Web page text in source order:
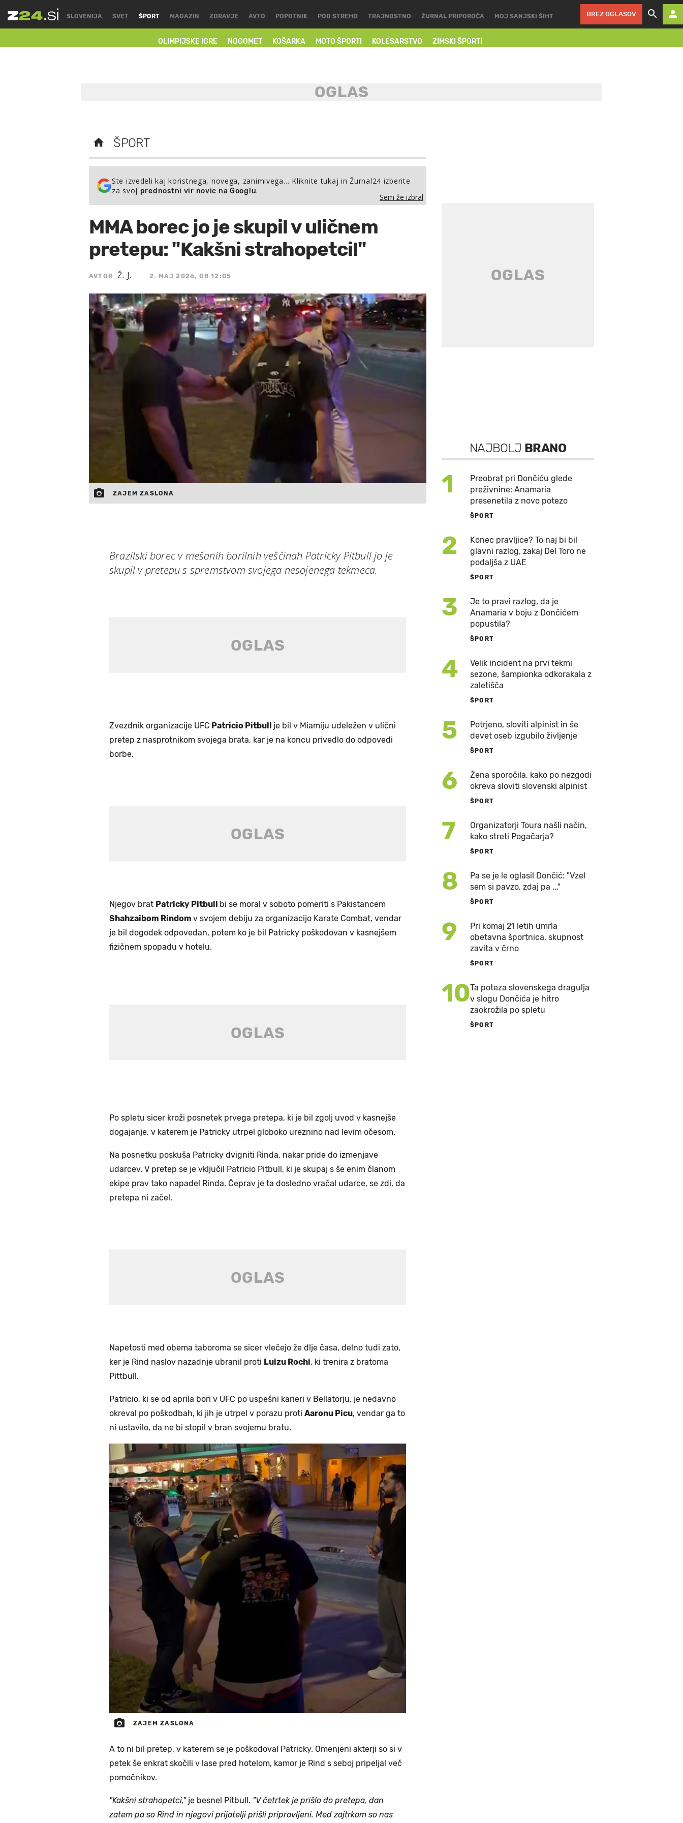
SLOVENIJA SVET ŠPORT
OLIMPIJSKE IGRE NOGOMET KOŠARKA MOTO ŠPORTI KOLESARSTVO ZIMSKI ŠPORTI
MAGAZIN ZDRAVJE AVTO POPOTNIK POD STREHO TRAJNOSTNO ŽURNAL PRIPOROČA MOJ SANJSKI ŠIHT BREZ OGLASOV
ŠPORT
Ste izvedeli kaj koristnega, novega, zanimivega… Kliknite tukaj in Žurnal24 izberite
za svoj prednostni vir novic na Googlu.
Sem že izbral
MMA borec jo je skupil v uličnem
pretepu: "Kakšni strahopetci!"
AVTOR Ž. J. 2. MAJ 2026, OB 12:05
ZAJEM ZASLONA
Brazilski borec v mešanih borilnih veščinah Patricky Pitbull jo je
skupil v pretepu s spremstvom svojega nesojenega tekmeca.
Zvezdnik organizacije UFC Patricio Pitbull je bil v Miamiju udeležen v ulični
pretep z nasprotnikom svojega brata, kar je na koncu privedlo do odpovedi
borbe.
Njegov brat Patricky Pitbull
bi se moral v soboto pomeriti s Pakistancem
Shahzaibom Rindom v svojem debiju za organizacijo Karate Combat, vendar
je bil dogodek odpovedan, potem ko je bil Patricky poškodovan v kasnejšem
fizičnem spopadu v hotelu.
Po spletu sicer kroži posnetek prvega pretepa, ki je bil zgolj uvod v kasnejše
dogajanje, v katerem je Patricky utrpel globoko ureznino nad levim očesom.
Na posnetku poskuša Patricky dvigniti Rinda, nakar pride do izmenjave
udarcev. V pretep se je vključil Patricio Pitbull, ki je skupaj s še enim članom
ekipe prav tako napadel Rinda. Čeprav je ta dosledno vračal udarce, se zdi, da
pretepa ni začel.
Napetosti med obema taboroma se sicer vlečejo že dlje časa, delno tudi zato,
ker je Rind naslov nazadnje ubranil proti Luizu Rochi, ki trenira z bratoma
Pittbull.
Patricio, ki se od aprila bori v UFC po uspešni karieri v Bellatorju, je nedavno
okreval po poškodbah, ki jih je utrpel v porazu proti Aaronu Picu, vendar ga to
ni ustavilo, da ne bi stopil v bran svojemu bratu.
ZAJEM ZASLONA
A to ni bil pretep, v katerem se je poškodoval Patricky. Omenjeni akterji so si v
petek še enkrat skočili v lase pred hotelom, kamor je Rind s seboj pripeljal več
pomočnikov.
"Kakšni strahopetci,"je besnel Pitbull. "V četrtek je prišlo do pretepa, dan
zatem pa so Rind in njegovi prijatelji prišli pripravljeni. Med zajtrkom so nas
NAJBOLJ BRANO
1
Preobrat pri Dončiću glede
preživnine: Anamaria
presenetila z novo potezo
ŠPORT
2
Konec pravljice? To naj bi bil
glavni razlog, zakaj Del Toro ne
podaljša z UAE
ŠPORT
3
Je to pravi razlog, da je
Anamaria v boju z Dončićem
popustila?
ŠPORT
4
Velik incident na prvi tekmi
sezone, šampionka odkorakala z
zaletišča
ŠPORT
5
Potrjeno, sloviti alpinist in še
devet oseb izgubilo življenje
ŠPORT
6
Žena sporočila, kako po nezgodi
okreva sloviti slovenski alpinist
ŠPORT
7
Organizatorji Toura našli način,
kako streti Pogačarja?
ŠPORT
8
Pa se je le oglasil Dončić: "Vzel
sem si pavzo, zdaj pa ..."
ŠPORT
9
Pri komaj 21 letih umrla
obetavna športnica, skupnost
zavita v črno
ŠPORT
10Ta poteza slovenskega dragulja
v slogu Dončića je hitro
zaokrožila po spletu
ŠPORT